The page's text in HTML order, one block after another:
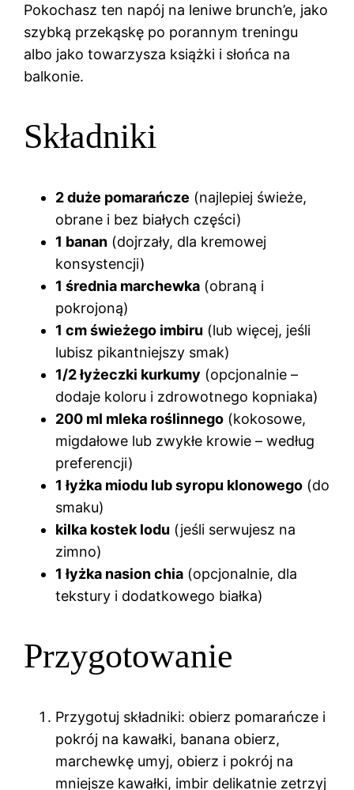
Pokochasz ten napój na leniwe brunch’e, jako
szybką przekąskę po porannym treningu
albo jako towarzysza książki i słońca na
balkonie.
Składniki
2 duże pomarańcze (najlepiej świeże,
obrane i bez białych części)
1 banan (dojrzały, dla kremowej
konsystencji)
1 średnia marchewka (obraną i
pokrojoną)
1 cm świeżego imbiru (lub więcej, jeśli
lubisz pikantniejszy smak)
1/2 łyżeczki kurkumy (opcjonalnie –
dodaje koloru i zdrowotnego kopniaka)
200 ml mleka roślinnego (kokosowe,
migdałowe lub zwykłe krowie – według
preferencji)
1 łyżka miodu lub syropu klonowego (do
smaku)
kilka kostek lodu (jeśli serwujesz na
zimno)
1 łyżka nasion chia (opcjonalnie, dla
tekstury i dodatkowego białka)
Przygotowanie
Przygotuj składniki: obierz pomarańcze i
pokrój na kawałki, banana obierz,
marchewkę umyj, obierz i pokrój na
mniejsze kawałki, imbir delikatnie zetrzyj